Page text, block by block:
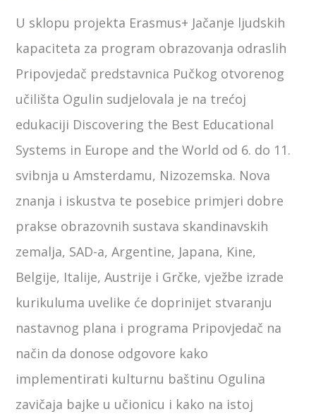
U sklopu projekta Erasmus+ Jačanje ljudskih
kapaciteta za program obrazovanja odraslih
Pripovjedač predstavnica Pučkog otvorenog
učilišta Ogulin sudjelovala je na trećoj
edukaciji Discovering the Best Educational
Systems in Europe and the World od 6. do 11.
svibnja u Amsterdamu, Nizozemska. Nova
znanja i iskustva te posebice primjeri dobre
prakse obrazovnih sustava skandinavskih
zemalja, SAD-a, Argentine, Japana, Kine,
Belgije, Italije, Austrije i Grčke, vježbe izrade
kurikuluma uvelike će doprinijet stvaranju
nastavnog plana i programa Pripovjedač na
način da donose odgovore kako
implementirati kulturnu baštinu Ogulina
zavičaja bajke u učionicu i kako na istoj